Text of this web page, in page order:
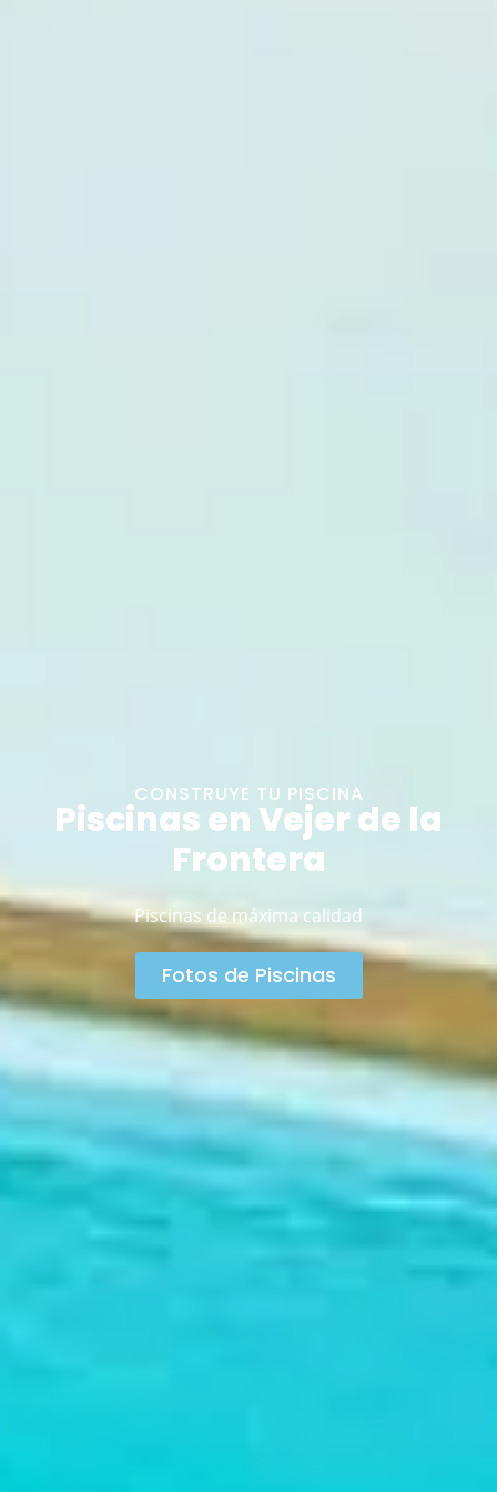
CONSTRUYE TU PISCINA
Piscinas en Vejer de la
Frontera
Piscinas de máxima calidad
Fotos de Piscinas